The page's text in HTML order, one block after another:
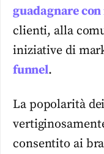
guadagnare
clienti, alla
iniziative di
funnel.
La popolarità
consentito ai